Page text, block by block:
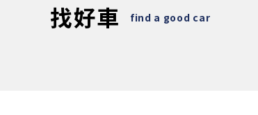
找好車 find a good car